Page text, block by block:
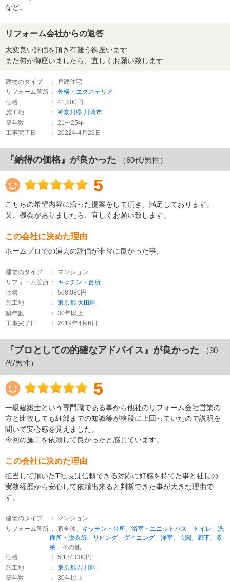
など。
リフォーム会社からの返答
大変良い評価を頂き有難う御座います
また何か御座いましたら、宜しくお願い致します
建物のタイプ
： 戸建住宅
リフォーム箇所 ： 外構・エクステリア
価格
： 41,800円
施工地
： 神奈川県 川崎市
築年数
： 21〜25年
工事完了日
： 2022年4月26日
『納得の価格』が良かった （60代/男性）
5
こちらの希望内容に沿った提案をして頂き、満足しております。
又、機会がありましたら、宜しくお願い致します。
この会社に決めた理由
ホームプロでの過去の評価が非常に良かった事。
建物のタイプ
： マンション
リフォーム箇所 ： キッチン・台所
価格
： 568,080円
施工地
： 東京都 大田区
築年数
： 30年以上
工事完了日
： 2019年4月6日
『プロとしての的確なアドバイス』が良かった
（30
代/男性）
5
一級建築士という専門職である事から他社のリフォーム会社営業の
方と比較しても細部までの知識等が格段に上回っていたので説明を
聞いて安心感を覚えました。
今回の施工を依頼して良かったと感じています。
この会社に決めた理由
担当して頂いたT社長は信頼できる対応に好感を持てた事と社長の
実務経歴から安心して依頼出来ると判断できた事が大きな理由で
す。
建物のタイプ
： マンション
リフォーム箇所 ： 家全体、 キッチン・台所、 浴室・ユニットバス、 トイレ、 洗
面所・脱衣所、 リビング、 ダイニング、 洋室、 玄関、 廊下、 収
納、その他
価格
： 5,184,000円
施工地
： 東京都 品川区
築年数
： 30年以上